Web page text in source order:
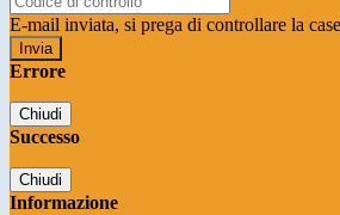
E-mail inviata, si prega di controllare la
Errore
Chiudi
Successo
Chiudi
Informazione